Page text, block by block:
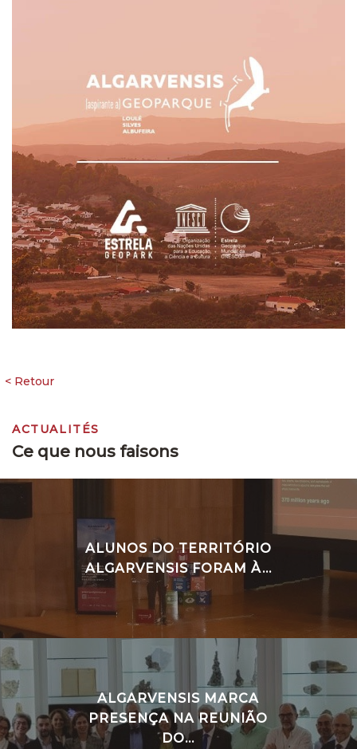
ACTUALITÉS
Ce que nous faisons
ALUNOS DO TERRITÓRIO
ALGARVENSIS FORAM À...
ALGARVENSIS MARCA
PRESENÇA NA REUNIÃO
DO...